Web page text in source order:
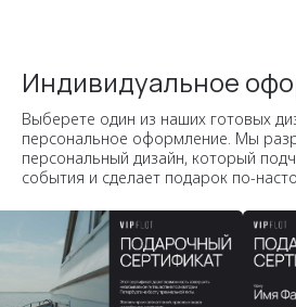
Индивидуальное
Выберете один из наших готовых
персональное оформление. Мы
персональный дизайн, который
события и сделает подарок по-